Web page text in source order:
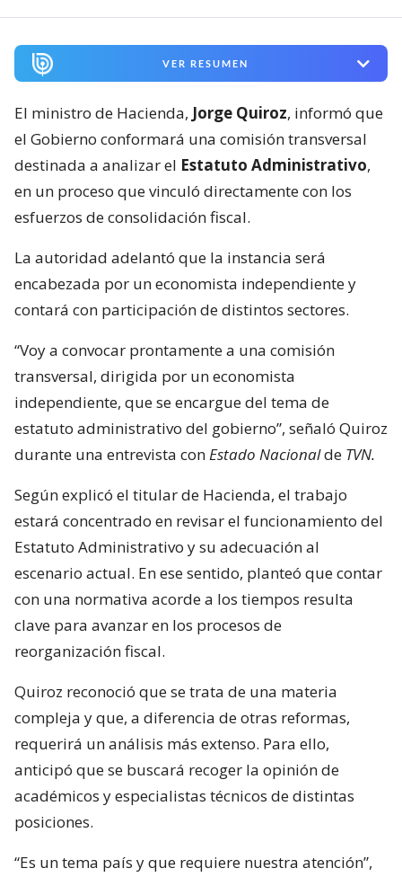
VER RESUMEN
El ministro de Hacienda, Jorge Quiroz, informó que
el Gobierno conformará una comisión transversal
destinada a analizar el Estatuto Administrativo,
en un proceso que vinculó directamente con los
esfuerzos de consolidación fiscal.
La autoridad adelantó que la instancia será
encabezada por un economista independiente y
contará con participación de distintos sectores.
“Voy a convocar prontamente a una comisión
transversal, dirigida por un economista
independiente, que se encargue del tema de
estatuto administrativo del gobierno”, señaló Quiroz
durante una entrevista conEstado Nacionalde TVN.
Según explicó el titular de Hacienda, el trabajo
estará concentrado en revisar el funcionamiento del
Estatuto Administrativo y su adecuación al
escenario actual. En ese sentido, planteó que contar
con una normativa acorde a los tiempos resulta
clave para avanzar en los procesos de
reorganización fiscal.
Quiroz reconoció que se trata de una materia
compleja y que, a diferencia de otras reformas,
requerirá un análisis más extenso. Para ello,
anticipó que se buscará recoger la opinión de
académicos y especialistas técnicos de distintas
posiciones.
“Es un tema país y que requiere nuestra atención”,